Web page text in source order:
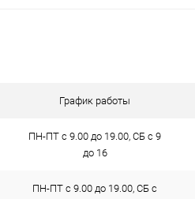
График работы
ПН-ПТ с 9.00 до 19.00, СБ с 9
до 16
ПН-ПТ с 9.00 до 19.00, СБ с